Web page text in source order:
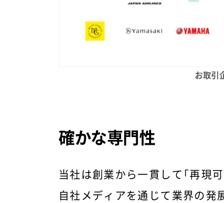
お取引
確かな専門性
当社は創業から一貫して「再現
自社メディアを通じて業界の発